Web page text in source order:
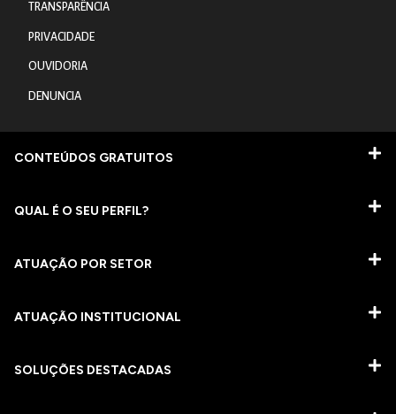
TRANSPARÊNCIA
PRIVACIDADE
OUVIDORIA
DENUNCIA
CONTEÚDOS GRATUITOS
QUAL É O SEU PERFIL?
ATUAÇÃO POR SETOR
ATUAÇÃO INSTITUCIONAL
SOLUÇÕES DESTACADAS